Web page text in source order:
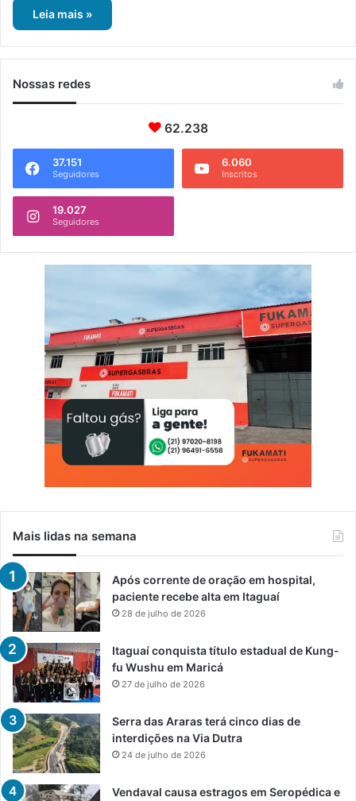
Leia mais »
Nossas redes
62.238
37.151
Seguidores
6.060
Inscritos
19.027
Seguidores
Mais lidas na semana
Após corrente de oração em hospital,
paciente recebe alta em Itaguaí
28 de julho de 2026
Itaguaí conquista título estadual de Kung-
fu Wushu em Maricá
27 de julho de 2026
Serra das Araras terá cinco dias de
interdições na Via Dutra
24 de julho de 2026
Vendaval causa estragos em Seropédica e